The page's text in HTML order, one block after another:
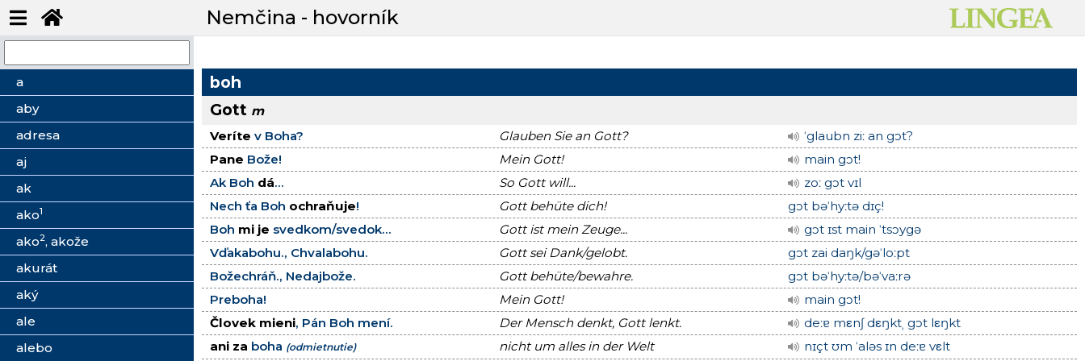
Nemčina - hovorník
a
aby
adresa
aj
ak
ako1
ako2, akože
akurát
aký
ale
alebo
boh
Gott m
Veríte v Boha? Glauben Sie an Gott?
ˈglaubn ziː an gɔt?
Pane Bože! Mein Gott!
main gɔt!
Ak Boh dá... So Gott will...
zoː gɔt vɪl
Nech ťa Boh ochraňuje! Gott behüte dich!
gɔt bəˈhyːtə dɪç!
Boh mi je svedkom/svedok... Gott ist mein Zeuge...
gɔt ɪst main ˈtsɔygə
Vďakabohu., Chvalabohu.
Gott sei Dank/gelobt.
gɔt zai daŋk/gəˈloːpt
Božechráň., Nedajbože.
Gott behüte/bewahre.
gɔt bəˈhyːtə/bəˈvaːrə
Preboha!
Mein Gott!
main gɔt!
Človek mieni, Pán Boh mení. Der Mensch denkt, Gott lenkt.
deːɐ mεnʃ dεŋktˌ gɔt lεŋkt
ani za boha (odmietnutie) nicht um alles in der Welt nɪçt ʊm ˈaləs ɪn deːɐ vεlt